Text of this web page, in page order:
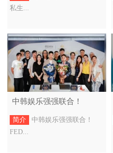
依法追究
私生...
中韩娱乐强强联合！
FEDORA 娱乐签约 KMG
GLOBAL，推动中韩文化
简介
中韩娱乐强强联合！
FED...